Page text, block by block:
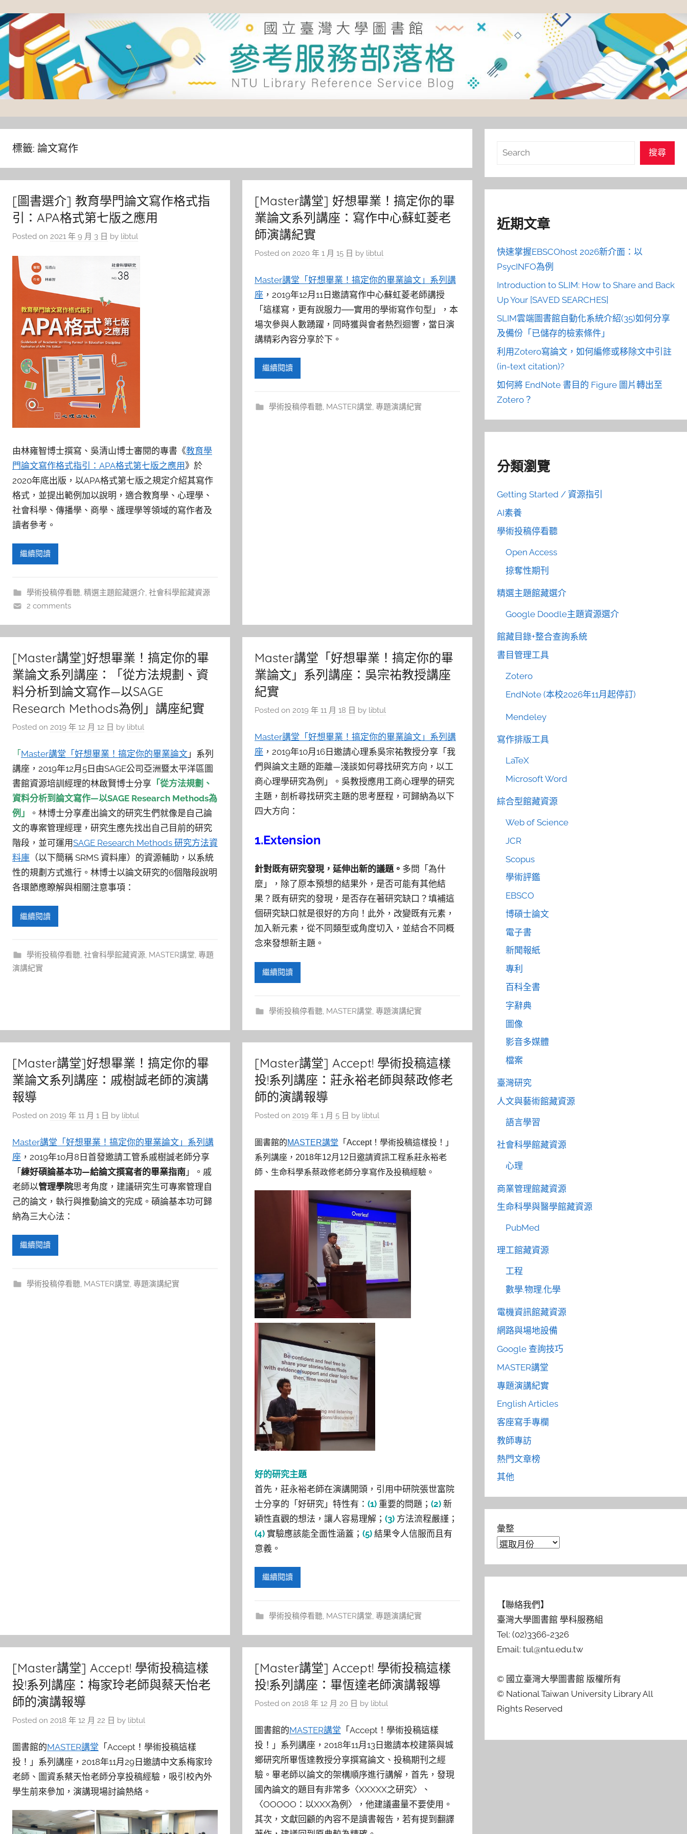
to
content
灣
圖
標籤: 論文寫作
[圖書選介] 教育學門論文寫作格式指
引：APA格式第七版之應用
Posted on 2021 年 9 月 3 日 by libtul
由林雍智博士撰寫、吳清山博士審閱的專書《教育學
門論文寫作格式指引：APA格式第七版之應用》於
2020年底出版，以APA格式第七版之規定介紹其寫作
格式，並提出範例加以說明，適合教育學、心理學、
社會科學、傳播學、商學、護理學等領域的寫作者及
讀者參考。
繼續閱讀
學術投稿停看聽, 精選主題館藏選介, 社會科學館藏資源
2 comments
[Master講堂] 好想畢業！搞定你的畢
業論文系列講座：寫作中心蘇虹菱老
師演講紀實
Posted on 2020 年 1 月 15 日 by libtul
Master講堂「好想畢業！搞定你的畢業論文」系列講
座 ，2019年12月11日邀請寫作中心蘇虹菱老師講授
「這樣寫，更有說服力──實用的學術寫作句型」，本
場次參與人數踴躍，同時獲與會者熱烈迴響，當日演
講精彩內容分享於下。
繼續閱讀
學術投稿停看聽, MASTER講堂, 專題演講紀實
[Master講堂]好想畢業！搞定你的畢
業論文系列講座：「從方法規劃、資
料分析到論文寫作—以SAGE
Research Methods為例」講座紀實
Posted on 2019 年 12 月 12 日 by libtul
「Master講堂「好想畢業！搞定你的畢業論文 」系列
講座，2019年12月5日由SAGE公司亞洲暨太平洋區圖
書館資源培訓經理的林啟賢博士分享 「從方法規劃、
資料分析到論文寫作—以SAGE Research Methods為
例」
。林博士分享產出論文的研究生們就像是自己論
文的專案管理經理，研究生應先找出自己目前的研究
階段，並可運用SAGE Research Methods 研究方法資
料庫 （以下簡稱 SRMS 資料庫）的資源輔助，以系統
性的規劃方式進行。林博士以論文研究的6個階段說明
各環節應瞭解與相關注意事項：
繼續閱讀
學術投稿停看聽, 社會科學館藏資源, MASTER講堂, 專題
演講紀實
Master講堂「好想畢業！搞定你的畢
業論文」系列講座：吳宗祐教授講座
紀實
Posted on 2019 年 11 月 18 日 by libtul
Master講堂「好想畢業！搞定你的畢業論文」系列講
座 ，2019年10月16日邀請心理系吳宗祐教授分享「我
們與論文主題的距離—淺談如何尋找研究方向，以工
商心理學研究為例」。吳教授應用工商心理學的研究
主題，剖析尋找研究主題的思考歷程，可歸納為以下
四大方向：
1.Extension
針對既有研究發現，延伸出新的議題。 多問「為什
麼」，除了原本預想的結果外，是否可能有其他結
果？既有研究的發現，是否存在著研究缺口？填補這
個研究缺口就是很好的方向！此外，改變既有元素，
加入新元素，從不同類型或角度切入，並結合不同概
念來發想新主題。
繼續閱讀
學術投稿停看聽, MASTER講堂 專題演講紀實
[Master講堂]好想畢業！搞定你的畢
業論文系列講座：戚樹誠老師的演講
報導
Posted on 2019 年 11 月 1 日 by libtul
Master講堂「好想畢業！搞定你的畢業論文」系列講
座 ，2019年10月8日首發邀請工管系戚樹誠老師分享
「練好碩論基本功—給論文撰寫者的畢業指南 」。戚
老師以管理學院思考角度，建議研究生可專案管理自
己的論文，執行與推動論文的完成。碩論基本功可歸
納為三大心法：
繼續閱讀
學術投稿停看聽, MASTER講堂, 專題演講紀實
[Master講堂] Accept! 學術投稿這樣
投!系列講座：莊永裕老師與蔡政修老
師的演講報導
Posted on 2019 年 1 月 5 日 by libtul
圖書館的MASTER講堂 「Accept！學術投稿這樣投！」
系列講座，2018年12月12日邀請資訊工程系莊永裕老
師、生命科學系蔡政修老師分享寫作及投稿經驗。
好的研究主題
首先，莊永裕老師在演講開頭，引用中研院張世富院
士分享的「好研究」特性有： (1) 重要的問題； (2) 新
穎性直觀的想法，讓人容易理解； (3) 方法流程嚴謹；
(4) 實驗應該能全面性涵蓋； (5) 結果令人信服而且有
意義。
繼續閱讀
學術投稿停看聽, MASTER講堂, 專題演講紀實
[Master講堂] Accept! 學術投稿這樣
投!系列講座：梅家玲老師與蔡天怡老
師的演講報導
Posted on 2018 年 12 月 22 日 by libtul
圖書館的MASTER講堂 「Accept！學術投稿這樣
投！」系列講座，2018年11月29日邀請中文系梅家玲
老師、圖資系蔡天怡老師分享投稿經驗，吸引校內外
學生前來參加，演講現場討論熱絡。
[Master講堂] Accept! 學術投稿這樣
投!系列講座：畢恆達老師演講報導
Posted on 2018 年 12 月 20 日 by libtul
圖書館的MASTER講堂 「Accept！學術投稿這樣
投！」系列講座，2018年11月13日邀請本校建築與城
鄉研究所畢恆達教授分享撰寫論文、投稿期刊之經
驗。畢老師以論文的架構順序進行講解，首先，發現
國內論文的題目有非常多〈XXXXX之研究〉、
〈OOOOO：以XXX為例〉，他建議盡量不要使用。
其次，文獻回顧的內容不是讀書報告，若有提到翻譯
搜
搜尋
近期文章
快速掌握EBSCOhost 2026新介面：以
PsycINFO為例
Introduction to SLIM: How to Share and Back
Up Your [SAVED SEARCHES]
SLIM雲端圖書館自動化系統介紹(35)如何分享
及備份「已儲存的檢索條件」
利用Zotero寫論文，如何編修或移除文中引註
(in-text citation)?
如何將 EndNote 書目的 Figure 圖片轉出至
Zotero？
分類瀏覽
Getting Started / 資源指引
AI素養
學術投稿停看聽
Open Access
掠奪性期刊
精選主題館藏選介
Google Doodle主題資源選介
館藏目錄+整合查詢系統
書目管理工具
Zotero
EndNote (本校2026年11月起停訂)
Mendeley
寫作排版工具
LaTeX
Microsoft Word
綜合型館藏資源
Web of Science
JCR
Scopus
學術評鑑
EBSCO
博碩士論文
電子書
新聞報紙
專利
百科全書
字辭典
圖像
影音多媒體
檔案
臺灣研究
人文與藝術館藏資源
語言學習
社會科學館藏資源
心理
商業管理館藏資源
生命科學與醫學館藏資源
PubMed
理工館藏資源
工程
數學.物理.化學
電機資訊館藏資源
網路與場地設備
Google 查詢技巧
MASTER講堂
專題演講紀實
English Articles
客座寫手專欄
教師專訪
熱門文章榜
其他
彙整
【聯絡我們】
臺灣大學圖書館 學科服務組
Tel: (02)3366-2326
Email: tul@ntu.edu.tw
© 國立臺灣大學圖書館 版權所有
© National Taiwan University Library All
Rights Reserved